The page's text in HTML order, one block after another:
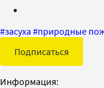
#засуха #природные
Подписаться
Информация: